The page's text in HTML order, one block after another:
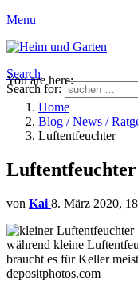
Menu
Search
Search for:
You are here:
Home
Blog / News /
Luftentfeuchter
Luftentfeuchter
von Kai 8. März 2020,
während kleine
braucht es für Keller
depositphotos.com